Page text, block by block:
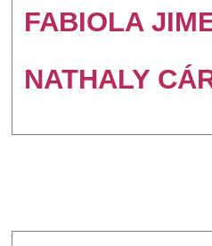
FABIOLA
NATHALY